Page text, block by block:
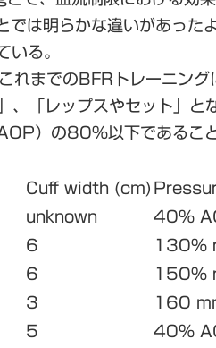
明らかな違いがあったよ
る。
までのBFRトレーニング
、「レップスやセット」と
）の80%以下である
Cuff width (cm)
unknown 40%
6 130%
6 150%
3 160
5 40%